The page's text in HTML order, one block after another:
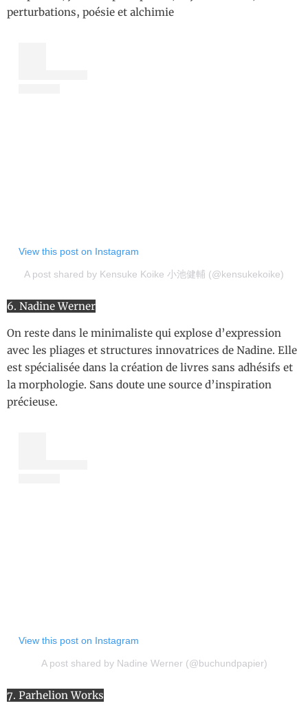
perturbations, poésie et alchimie
View this post on Instagram
A post shared by Kensuke Koike 小池健輔 (@kensukekoike)
6. Nadine Werner
On reste dans le minimaliste qui explose d’expression
avec les pliages et structures innovatrices de Nadine. Elle
est spécialisée dans la création de livres sans adhésifs et
la morphologie. Sans doute une source d’inspiration
précieuse.
View this post on Instagram
A post shared by Nadine Werner (@buchundpapier)
7. Parhelion Works